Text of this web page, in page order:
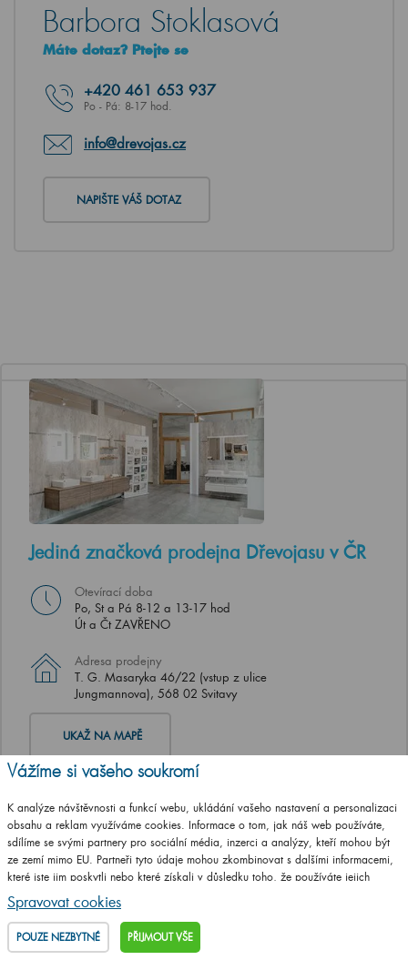
Barbora Stoklasová
Máte dotaz? Ptejte se
+420 461 653 937
Po - Pá: 8-17 hod.
info@drevojas.cz
NAPIŠTE VÁŠ DOTAZ
Jediná značková prodejna Dřevojasu v ČR
Otevírací doba
Po, St a Pá 8-12 a 13-17 hod
Út a Čt ZAVŘENO
Adresa prodejny
T. G. Masaryka 46/22 (vstup z ulice
Jungmannova), 568 02 Svitavy
UKAŽ NA MAPĚ
Vážíme si vašeho soukromí
K analýze návštěvnosti a funkcí webu, ukládání vašeho nastavení a personalizaci
obsahu a reklam využíváme cookies. Informace o tom, jak náš web používáte,
sdílíme se svými partnery pro sociální média, inzerci a analýzy, kteří mohou být
ze zemí mimo EU. Partneři tyto údaje mohou zkombinovat s dalšími informacemi,
které jste jim poskytli nebo které získali v důsledku toho, že používáte jejich
služby.
Podrobné informace
Spravovat cookies
POUZE NEZBYTNÉ PŘIJMOUT VŠE